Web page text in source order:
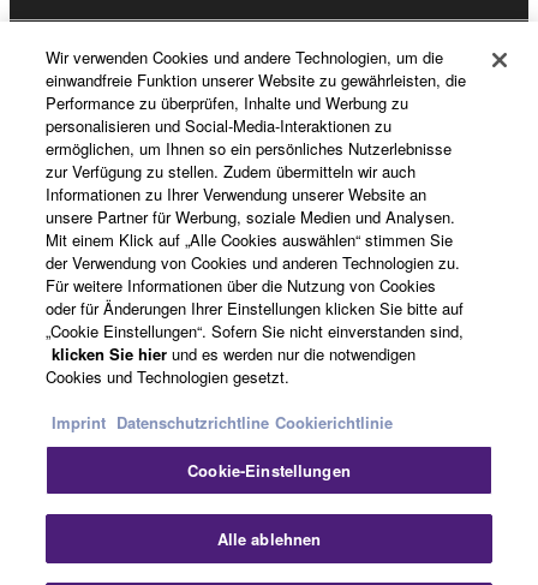
Registrierung von „Yamaha Music ID“
Über Yamaha
Schweiz Suisse Svizzera - German
Business
Nutzungsbedingungen
CookierichtlinieImpressum
Wir verwenden Cookies und andere Technologien, um die
einwandfreie Funktion unserer Website zu gewährleisten, die
Performance zu überprüfen, Inhalte und Werbung zu
personalisieren und Social-Media-Interaktionen zu
ermöglichen, um Ihnen so ein persönliches Nutzerlebnisse
zur Verfügung zu stellen. Zudem übermitteln wir auch
Informationen zu Ihrer Verwendung unserer Website an
unsere Partner für Werbung, soziale Medien und Analysen.
Mit einem Klick auf „Alle Cookies auswählen“ stimmen Sie
der Verwendung von Cookies und anderen Technologien zu.
Für weitere Informationen über die Nutzung von Cookies
oder für Änderungen Ihrer Einstellungen klicken Sie bitte auf
„Cookie Einstellungen“. Sofern Sie nicht einverstanden sind,
klicken Sie hier und es werden nur die notwendigen
Cookies und Technologien gesetzt.
Imprint Datenschutzrichtline Cookierichtlinie
Cookie-Einstellungen
Alle ablehnen